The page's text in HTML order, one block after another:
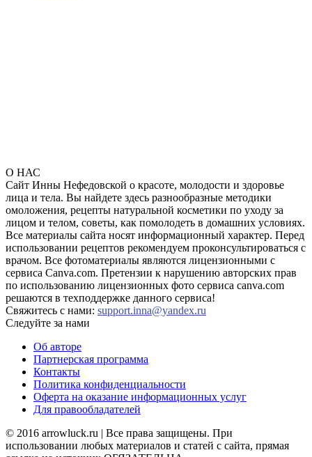
О НАС
Сайт Инны Нефедовской о красоте, молодости и здоровье
лица и тела. Вы найдете здесь разнообразные методики
омоложения, рецепты натуральной косметики по уходу за
лицом и телом, советы, как помолодеть в домашних условиях.
Все материалы сайта носят информационный характер. Перед
использовании рецептов рекомендуем проконсультироваться с
врачом. Все фотоматериалы являются лицензионными с
сервиса Canva.com. Претензии к нарушению авторских прав
по использованию лицензионных фото сервиса canva.com
решаются в техподдержке данного сервиса!
Свяжитесь с нами: support.inna@yandex.ru
Следуйте за нами
Об авторе
Партнерская программа
Контакты
Политика конфиденциальности
Оферта на оказание информационных услуг
Для правообладателей
© 2016 arrowluck.ru | Все права защищены. При
использовании любых материалов и статей с сайта, прямая